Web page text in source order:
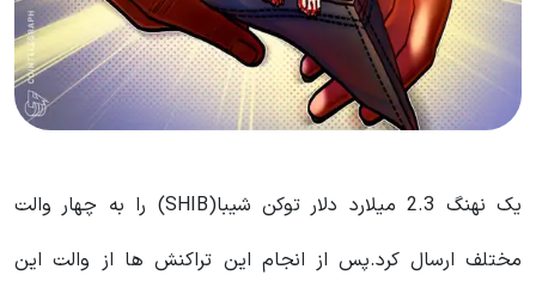
یک نهنگ 2.3 میلارد دلار توکن شیبا(SHIB) را به چهار والت
مختلف ارسال کرد.پس از انجام این تراکنش ها از والت این